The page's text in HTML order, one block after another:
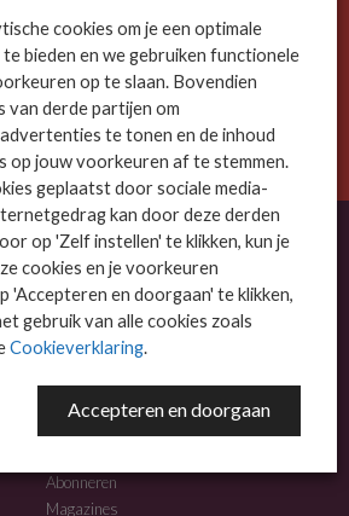
snel. Mis niets.
Business nieuwsbrief.
AANMELDEN
voor IT-dienstverleners met MKB-focus.
MEER INFO
Abonneren
Magazines
cookies om je een optimale
bieden en we gebruiken functionele
op te slaan. Bovendien
van derde partijen om
te tonen en de inhoud
op jouw voorkeuren af te stemmen.
geplaatst door sociale media-
kan door deze derden
op 'Zelf instellen' te klikken, kun je
cookies en je voorkeuren
'Accepteren en doorgaan' te klikken,
gebruik van alle cookies zoals
Cookieverklaring.
Accepteren en doorgaan